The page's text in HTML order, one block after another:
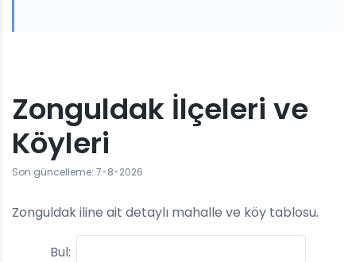
Zonguldak İlçeleri ve
Köyleri
Son güncelleme: 7-8-2026
Zonguldak iline ait detaylı mahalle ve köy tablosu.
Bul: